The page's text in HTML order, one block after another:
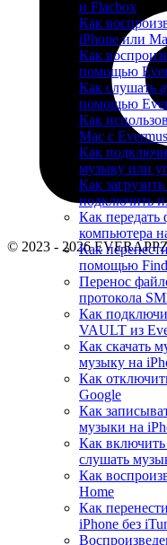
и Flacbox
Как
iPhone или
Как
помощью
Как слушать
помощью
Как
Mac с
Как
музыку или
Как
подключить
Как передать
компьютера
Как
помощью
Перенос
протокола
Как
VAULT из
Как скачать
музыку на
Как
Google
Как
музыки на
Как
слушать
Как
Home
Как
iPhone без
© 2023 - 2026